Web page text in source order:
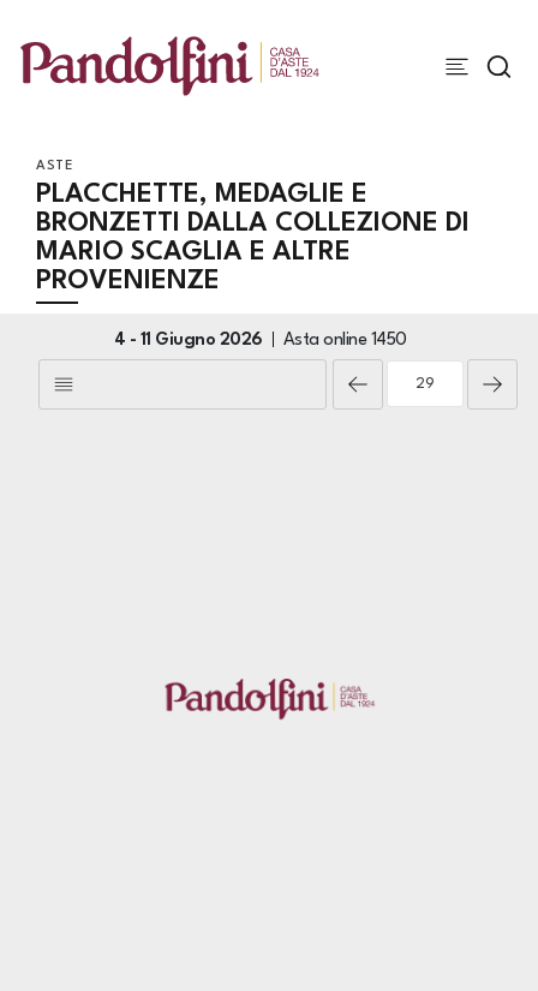
ASTE
PLACCHETTE, MEDAGLIE E
BRONZETTI DALLA COLLEZIONE DI
MARIO SCAGLIA E ALTRE
PROVENIENZE
4 - 11 Giugno 2026 Asta online 1450